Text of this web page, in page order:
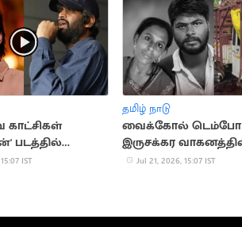
காட்சிகள்
படத்தில்
IST
தமிழ் நாடு
வைக்கோல் டெம்போ
இருசக்கர
தம்பதி பலி
Jul 21, 2026, 15:07 IST